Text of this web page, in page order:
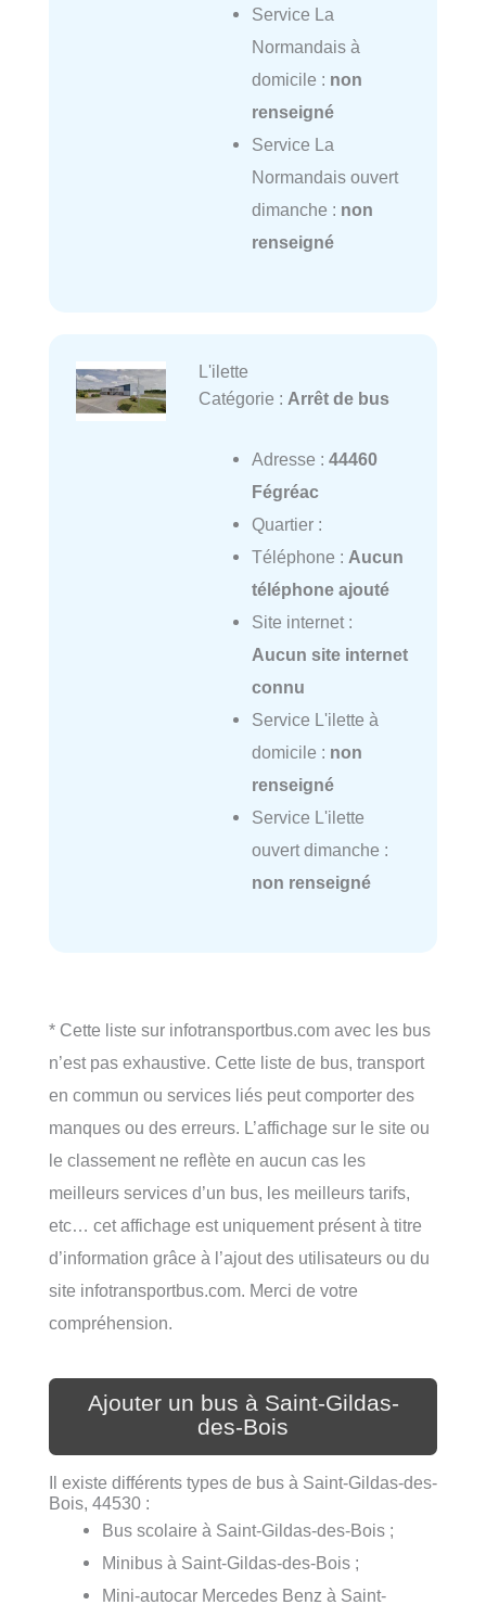
Service La
Normandais à
domicile : non
renseigné
Service La
Normandais ouvert
dimanche : non
renseigné
L'ilette
Catégorie : Arrêt de bus
Adresse : 44460
Fégréac
Quartier :
Téléphone : Aucun
téléphone ajouté
Site internet :
Aucun site internet
connu
Service L'ilette à
domicile : non
renseigné
Service L'ilette
ouvert dimanche :
non renseigné
* Cette liste sur infotransportbus.com avec les bus
n’est pas exhaustive. Cette liste de bus, transport
en commun ou services liés peut comporter des
manques ou des erreurs. L’affichage sur le site ou
le classement ne reflète en aucun cas les
meilleurs services d’un bus, les meilleurs tarifs,
etc… cet affichage est uniquement présent à titre
d’information grâce à l’ajout des utilisateurs ou du
site infotransportbus.com. Merci de votre
compréhension.
Ajouter un bus à Saint-Gildas-
des-Bois
Il existe différents types de bus à Saint-Gildas-des-
Bois, 44530 :
Bus scolaire à Saint-Gildas-des-Bois ;
Minibus à Saint-Gildas-des-Bois ;
Mini-autocar Mercedes Benz à Saint-